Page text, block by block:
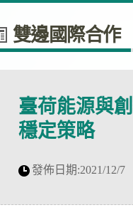
雙邊國際合作
臺荷能源與
穩定策略
發佈日期:2021/12/7